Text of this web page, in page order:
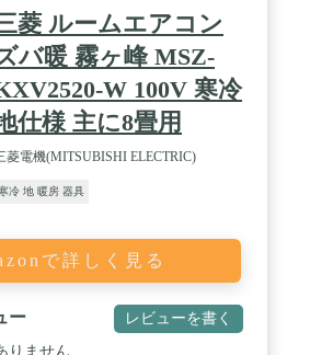
機10.5kg、室外機25kg / 【冷房】
～4.3)kW、畳数の目安：11～17畳
ル)、消費電力：1340(155～
暖房能力：5.0(0.5～7.7)kW、外気
：5.6kW、畳数の目安：11～14畳
ル)、消費電力：1340(145～
菱 ルームエアコン
バ暖 霧ヶ峰 MSZ-
W 100V 寒冷
仕様 主に8畳用
菱電機(MITSUBISHI ELECTRIC)
冷 地 暖房 器具
で詳しく見る
ー レビューを書く
りません